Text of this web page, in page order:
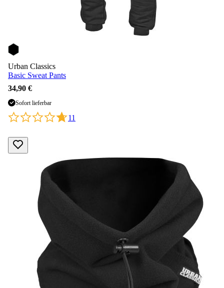
Urban Classics
Basic Sweat Pants
34,90 €
Sofort lieferbar
11